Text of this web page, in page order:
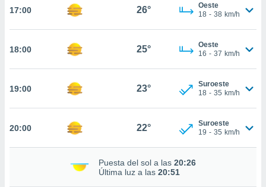
a la
todas
nuestros
nos
análisis
perfil
y
CONFIGURACIÓN
17:00 26°
Oeste
18 - 38 km/h
18:00 25°
Oeste
16 - 37 km/h
19:00 23°
Suroeste
18 - 35 km/h
20:00 22°
Suroeste
19 - 35 km/h
Puesta del sol a las 20:26
Última luz a las 20:51